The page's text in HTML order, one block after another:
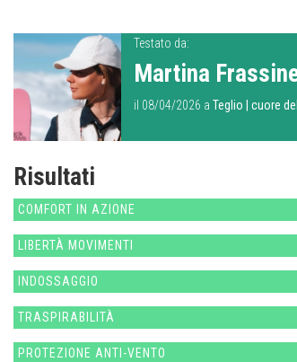
Testato da:
Martina
il 08/04/2026 a Teglio | cuore
Risultati
COMFORT IN AZIONE
LIBERTÀ MOVIMENTI
INDOSSAGGIO
TRASPIRABILITÀ
PROTEZIONE ANTI-VENTO